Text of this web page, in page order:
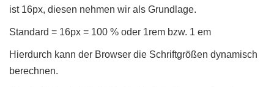
ist 16px, diesen nehmen wir als Grundlage.
Standard = 16px = 100 % oder 1rem bzw. 1 em
Hierdurch kann der Browser die Schriftgrößen dynamisch
berechnen.